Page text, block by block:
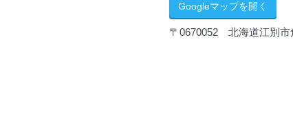
Googleマップを開く
〒0670052 北海道江別市